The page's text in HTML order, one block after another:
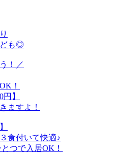
ども◎
！／
！
】
ますよ！
食付いて快適♪
つで入居OK！